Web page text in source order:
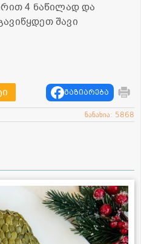
4 ნაწილად და
შავი
გაზიარება
ნანახია: 5868